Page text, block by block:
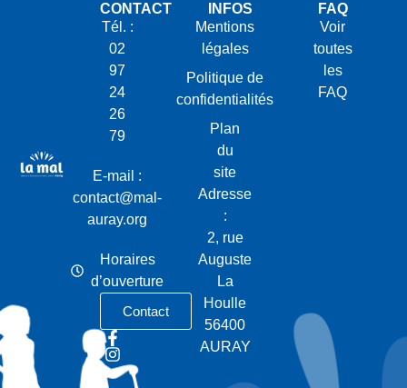
CONTACT
Tél. :
02
97
24
26
79
E-mail :
contact@mal-
auray.org
Horaires
d’ouverture
Contact
INFOS
Mentions
légales
Politique de
confidentialités
Plan
du
site
Adresse
:
2, rue
Auguste
La
Houlle
56400
AURAY
FAQ
Voir
toutes
les
FAQ